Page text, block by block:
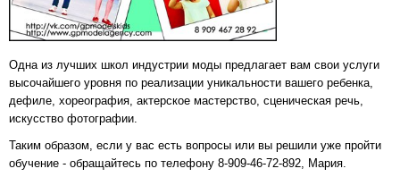
Одна из лучших школ индустрии моды предлагает вам свои услуги
высочайшего уровня по реализации уникальности вашего ребенка,
дефиле, хореография, актерское мастерство, сценическая речь,
искусство фотографии.
Таким образом, если у вас есть вопросы или вы решили уже пройти
обучение - обращайтесь по телефону 8-909-46-72-892, Мария.